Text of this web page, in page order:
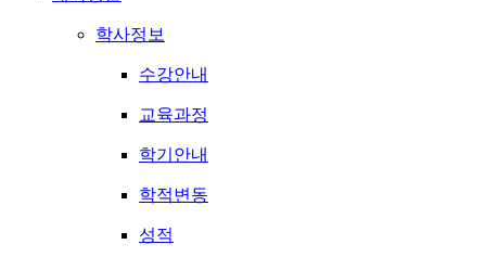
학사정보
수강안내
교육과정
학기안내
학적변동
성적